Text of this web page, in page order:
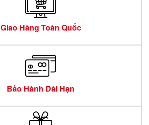
Giao Hàng Toàn Quốc
Bảo Hành Dài Hạn